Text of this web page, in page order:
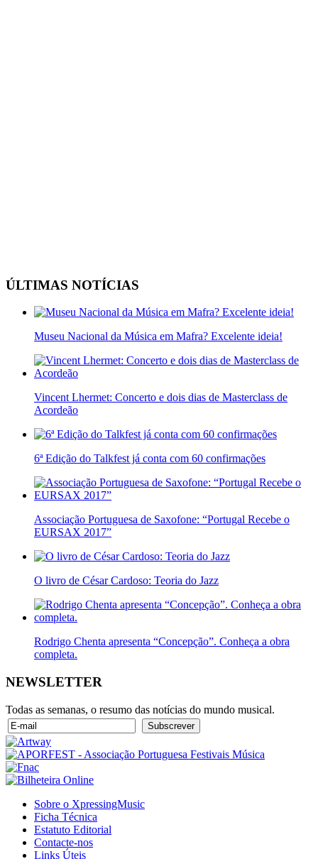
ÚLTIMAS NOTÍCIAS
Museu Nacional da Música em Mafra? Excelente ideia!
Vincent Lhermet: Concerto e dois dias de Masterclass de
Acordeão
6ª Edição do Talkfest já conta com 60 confirmações
Associação Portuguesa de Saxofone: “Portugal Recebe o
EURSAX 2017”
O livro de César Cardoso: Teoria do Jazz
Rodrigo Chenta apresenta “Concepção”. Conheça a obra
completa.
NEWSLETTER
Todas as semanas, o resumo das notícias do mundo musical.
Sobre o XpressingMusic
Ficha Técnica
Estatuto Editorial
Contacte-nos
Links Úteis